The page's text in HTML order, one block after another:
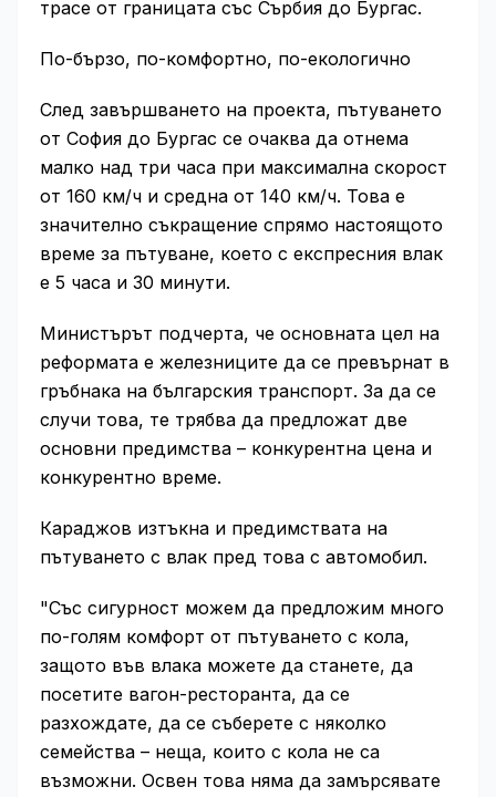
трасе от границата със Сърбия до Бургас.
По-бързо, по-комфортно, по-екологично
След завършването на проекта, пътуването
от София до Бургас се очаква да отнема
малко над три часа при максимална скорост
от 160 км/ч и средна от 140 км/ч. Това е
значително съкращение спрямо настоящото
време за пътуване, което с експресния влак
е 5 часа и 30 минути.
Министърът подчерта, че основната цел на
реформата е железниците да се превърнат в
гръбнака на българския транспорт. За да се
случи това, те трябва да предложат две
основни предимства – конкурентна цена и
конкурентно време.
Караджов изтъкна и предимствата на
пътуването с влак пред това с автомобил.
"Със сигурност можем да предложим много
по-голям комфорт от пътуването с кола,
защото във влака можете да станете, да
посетите вагон-ресторанта, да се
разхождате, да се съберете с няколко
семейства – неща, които с кола не са
възможни. Освен това няма да замърсявате